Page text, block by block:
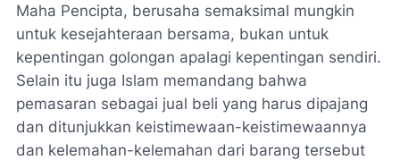
Maha Pencipta, berusaha semaksimal mungkin
untuk kesejahteraan bersama, bukan untuk
kepentingan golongan apalagi kepentingan sendiri.
Selain itu juga Islam memandang bahwa
pemasaran sebagai jual beli yang harus dipajang
dan ditunjukkan keistimewaan-keistimewaannya
dan kelemahan-kelemahan dari barang tersebut